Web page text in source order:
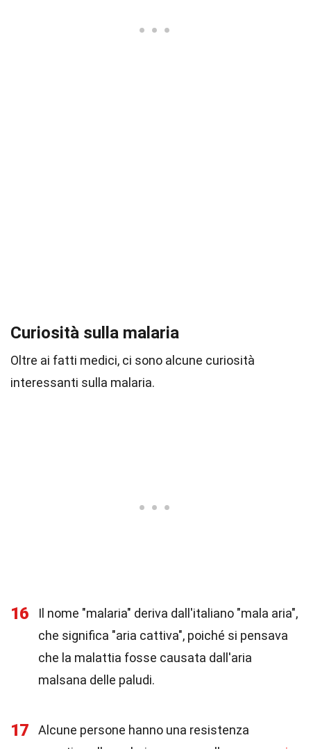
Curiosità sulla malaria
Oltre ai fatti medici, ci sono alcune curiosità
interessanti sulla malaria.
16
Il nome "malaria" deriva dall'italiano "mala aria",
che significa "aria cattiva", poiché si pensava
che la malattia fosse causata dall'aria
malsana delle paludi.
17
Alcune persone hanno una resistenza